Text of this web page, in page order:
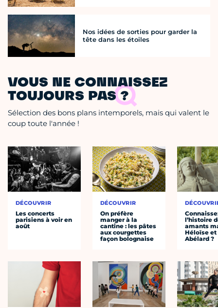
Nos idées de sorties pour garder la
tête dans les étoiles
VOUS NE CONNAISSEZ
TOUJOURS PAS ?
Sélection des bons plans intemporels, mais qui valent le
coup toute l'année !
DÉCOUVRIR
Les concerts
parisiens à voir en
août
DÉCOUVRIR
On préfère
manger à la
cantine : les pâtes
aux courgettes
façon bolognaise
l’histoire
amants
Héloïse et
Abélard ?